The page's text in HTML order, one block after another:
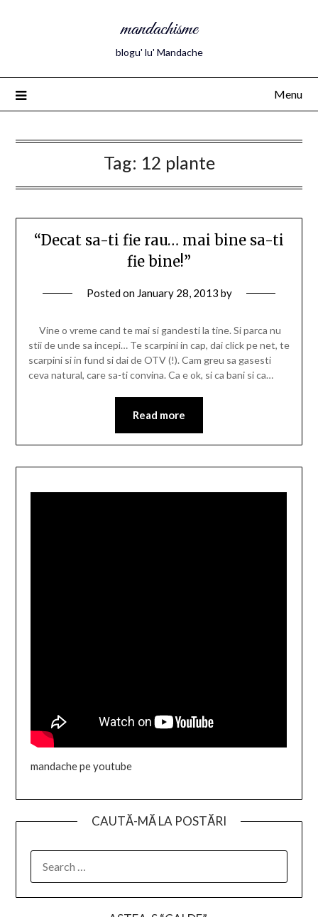
mandachisme
blogu' lu' Mandache
Menu
Tag: 12 plante
“Decat sa-ti fie rau… mai bine sa-ti
fie bine!”
Posted on January 28, 2013 by
Vine o vreme cand te mai si gandesti la tine. Si parca nu
stii de unde sa incepi… Te scarpini in cap, dai click pe net, te
scarpini si in fund si dai de OTV (!). Cam greu sa gasesti
ceva natural, care sa-ti convina. Ca e ok, si ca bani si ca…
Read more
mandache pe youtube
CAUTĂ-MĂ LA POSTĂRI
FOR: